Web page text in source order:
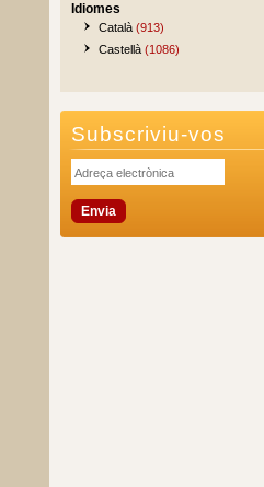
Idiomes
Català (913)
Castellà (1086)
Subscriviu-vos